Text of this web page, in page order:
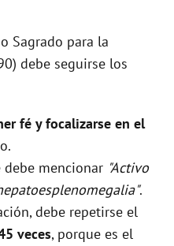
Sagrado para la
debe seguirse los
fé y focalizarse en el
debe mencionar "Activo
.
debe repetirse el
veces, porque es el